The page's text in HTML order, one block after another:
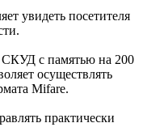
увидеть посетителя
СКУД с памятью на 200
осуществлять
Mifare.
практически